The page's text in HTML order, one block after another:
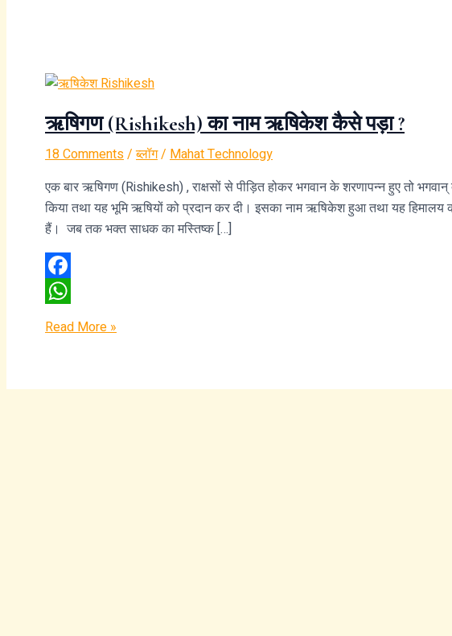
ऋषिगण (Rishikesh) का नाम ऋषिकेश कैसे पड़ा ?
18 Comments/ब्लॉग/ Mahat Technology
एक बार ऋषिगण (Rishikesh) , राक्षसों से पीड़ित होकर भगवान के शरणापन्न हुए तो भगवान्
किया तथा यह भूमि ऋषियों को प्रदान कर दी। इसका नाम ऋषिकेश हुआ तथा यह हिमालय
हैं। जब तक भक्त साधक का मस्तिष्क […]
Facebook
Read More »